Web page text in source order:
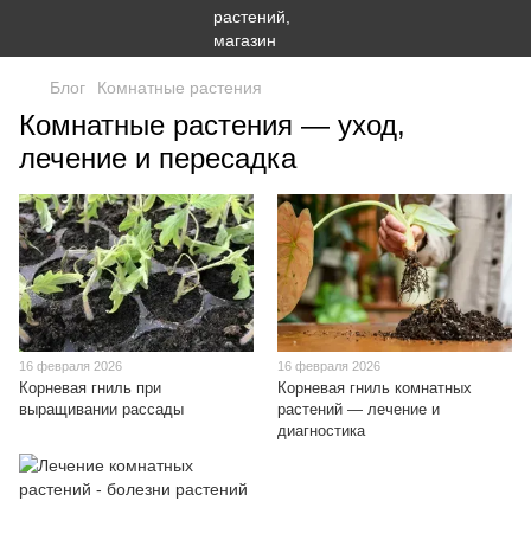
Блог Комнатные растения
Комнатные растения — уход,
лечение и пересадка
16 февраля 2026
Корневая гниль при
выращивании рассады
16 февраля 2026
Корневая гниль комнатных
растений — лечение и
диагностика